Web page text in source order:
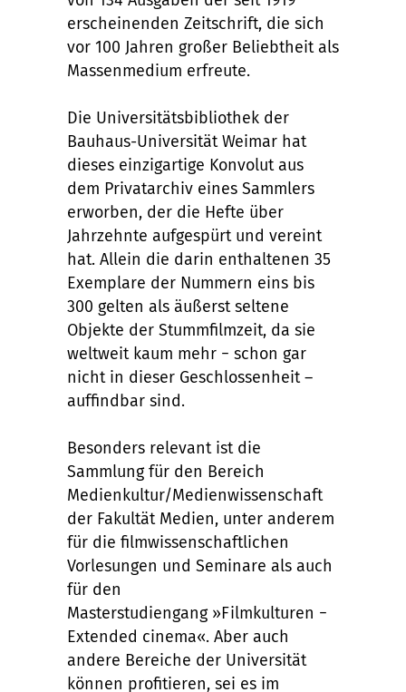
erscheinenden Zeitschrift, die sich
vor 100 Jahren großer Beliebtheit als
Massenmedium erfreute.
Die Universitätsbibliothek der
Bauhaus-Universität Weimar hat
dieses einzigartige Konvolut aus
dem Privatarchiv eines Sammlers
erworben, der die Hefte über
Jahrzehnte aufgespürt und vereint
hat. Allein die darin enthaltenen 35
Exemplare der Nummern eins bis
300 gelten als äußerst seltene
Objekte der Stummfilmzeit, da sie
weltweit kaum mehr − schon gar
nicht in dieser Geschlossenheit –
auffindbar sind.
Besonders relevant ist die
Sammlung für den Bereich
Medienkultur/Medienwissenschaft
der Fakultät Medien, unter anderem
für die filmwissenschaftlichen
Vorlesungen und Seminare als auch
für den
Masterstudiengang »Filmkulturen −
Extended cinema«. Aber auch
andere Bereiche der Universität
können profitieren, sei es im